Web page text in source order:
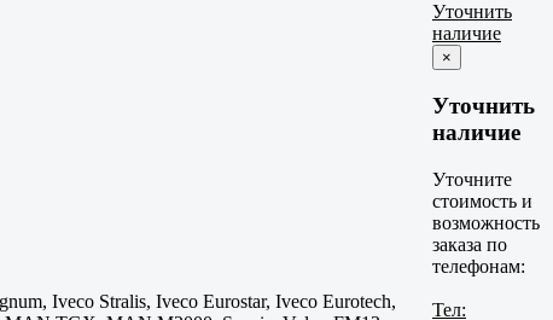
Iveco Stralis, Iveco Eurostar, Iveco Eurotech,
Уточнить
наличие
×
Уточнить
наличие
Уточните
стоимость и
возможность
заказа по
телефонам:
Тел: